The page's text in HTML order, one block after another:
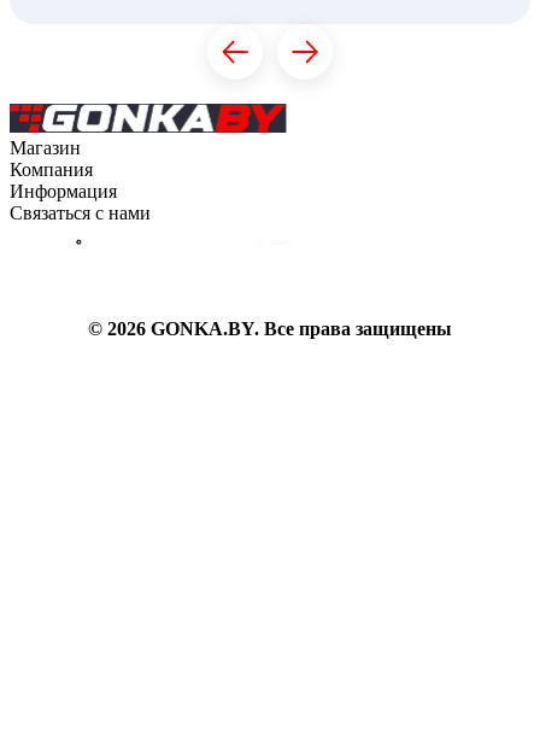
Магазин
Каталог
Компания
О компании
Информация
Связаться с нами
© 2026 GONKA.BY. Все права защищены